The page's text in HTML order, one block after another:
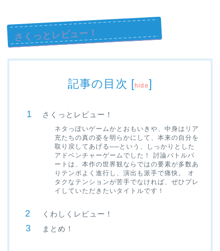
さくっとレビュー！
記事の目次 [hide]
さくっとレビュー！
ネタっぽいゲームかとおもいきや、中身はリア
充たちの真の姿を明らかにして、本来の自分を
取り戻してあげる──という、しっかりとした
アドベンチャーゲームでした！ 討論バトルパ
ートは、本作の世界観ならではの要素が多数あ
りテンポよく進行し、演出も派手で痛快。 オ
タクなテンションが苦手でなければ、ぜひプレ
イしていただきたいタイトルです！
くわしくレビュー！
まとめ！